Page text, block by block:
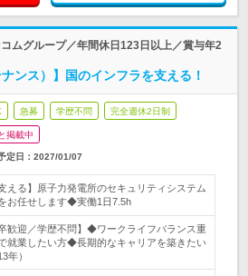
ムグループ／年間休日123日以上／賞与年2
ンス）】国のインフラを支える！
急募 学歴不問 完全週休2日制
掲載中
定日： 2027/01/07
える】原子力発電所のセキュリティシステム
お任せします◆実働1日7.5h
歓迎／学歴不問】◆ワークライフバランス重
就業したい方◆長期的なキャリアを築きたい
年）